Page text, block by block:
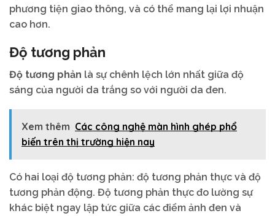
phương tiện giao thông, và có thể mang lại lợi nhuận
cao hơn.
Độ tương phản
Độ tương phản là sự chênh lệch lớn nhất giữa độ
sáng của người da trắng so với người da đen.
Xem thêm Các công nghệ màn hình ghép phổ
biến trên thị trường hiện nay
Có hai loại độ tương phản: độ tương phản thực và độ
tương phản động. Độ tương phản thực đo lường sự
khác biệt ngay lập tức giữa các điểm ảnh đen và